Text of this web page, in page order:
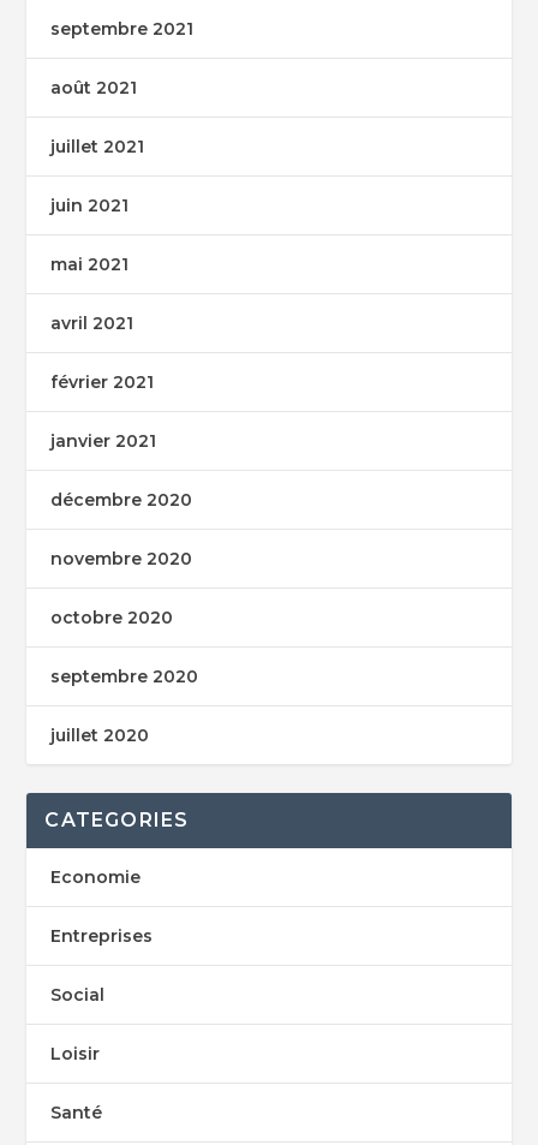
septembre 2021
août 2021
juillet 2021
juin 2021
mai 2021
avril 2021
février 2021
janvier 2021
décembre 2020
novembre 2020
octobre 2020
septembre 2020
juillet 2020
CATEGORIES
Economie
Entreprises
Social
Loisir
Santé